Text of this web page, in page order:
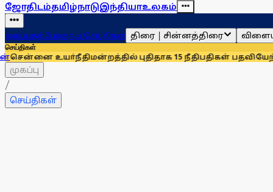
ஜோதிடம்தமிழ்நாடுஇந்தியாஉலகம்
முகப்புதற்போதைய செய்திகள் திரை | சின்னத்திரை
செய்திகள்
புதிதாக 15 நீதிபதிகள் பதவியேற்பு
முகப்பு
/
செய்திகள்